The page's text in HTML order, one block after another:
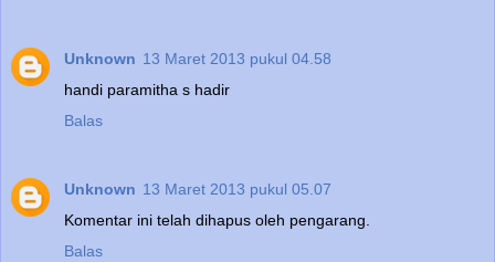
Unknown 13 Maret 2013 pukul 04.58
handi paramitha s hadir
Balas
Unknown 13 Maret 2013 pukul 05.07
Komentar ini telah dihapus oleh pengarang.
Balas